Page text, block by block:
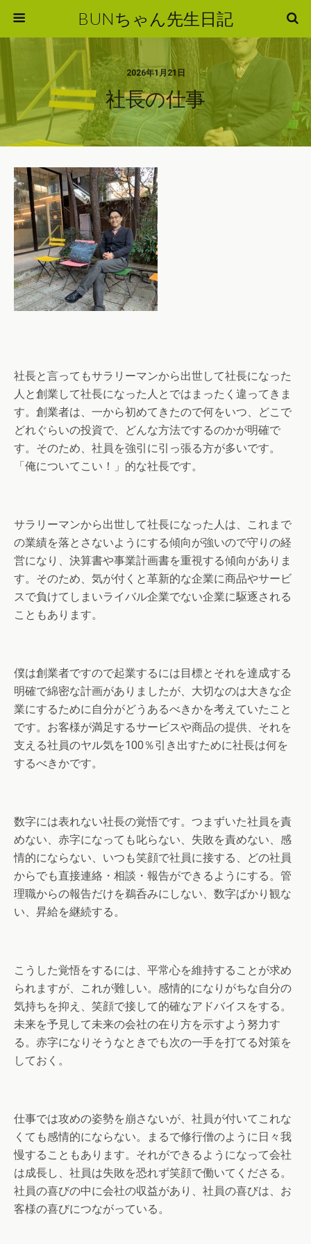
BUNちゃん先生日記
2026年1月21日
社長の仕事
社長と言ってもサラリーマンから出世して社長になった
人と創業して社長になった人とではまったく違ってきま
す。創業者は、一から初めてきたので何をいつ、どこで
どれぐらいの投資で、どんな方法でするのかが明確で
す。そのため、社員を強引に引っ張る方が多いです。
「俺についてこい！」的な社長です。
サラリーマンから出世して社長になった人は、これまで
の業績を落とさないようにする傾向が強いので守りの経
営になり、決算書や事業計画書を重視する傾向がありま
す。そのため、気が付くと革新的な企業に商品やサービ
スで負けてしまいライバル企業でない企業に駆逐される
こともあります。
僕は創業者ですので起業するには目標とそれを達成する
明確で綿密な計画がありましたが、大切なのは大きな企
業にするために自分がどうあるべきかを考えていたこと
です。お客様が満足するサービスや商品の提供、それを
支える社員のヤル気を100％引き出すために社長は何を
するべきかです。
数字には表れない社長の覚悟です。つまずいた社員を責
めない、赤字になっても叱らない、失敗を責めない、感
情的にならない、いつも笑顔で社員に接する、どの社員
からでも直接連絡・相談・報告ができるようにする。管
理職からの報告だけを鵜呑みにしない、数字ばかり観な
い、昇給を継続する。
こうした覚悟をするには、平常心を維持することが求め
られますが、これが難しい。感情的になりがちな自分の
気持ちを抑え、笑顔で接して的確なアドバイスをする。
未来を予見して未来の会社の在り方を示すよう努力す
る。赤字になりそうなときでも次の一手を打てる対策を
しておく。
仕事では攻めの姿勢を崩さないが、社員が付いてこれな
くても感情的にならない。まるで修行僧のように日々我
慢することもあります。それができるようになって会社
は成長し、社員は失敗を恐れず笑顔で働いてくださる。
社員の喜びの中に会社の収益があり、社員の喜びは、お
客様の喜びにつながっている。